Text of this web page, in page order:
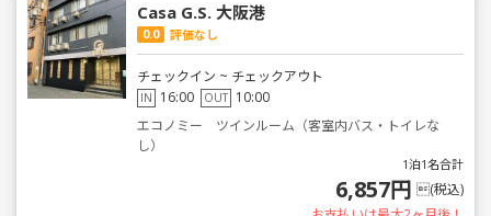
Casa G.S. 大阪港
0.0 評価なし
チェックイン ~ チェックアウト
IN 16:00 OUT 10:00
エコノミー ツインルーム（客室内バス・トイレな
し）
1泊1名合計
6,857円 (税込)